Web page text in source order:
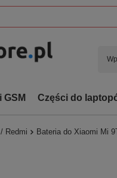
GSM Części do
Redmi Bateria do Xiaomi Mi